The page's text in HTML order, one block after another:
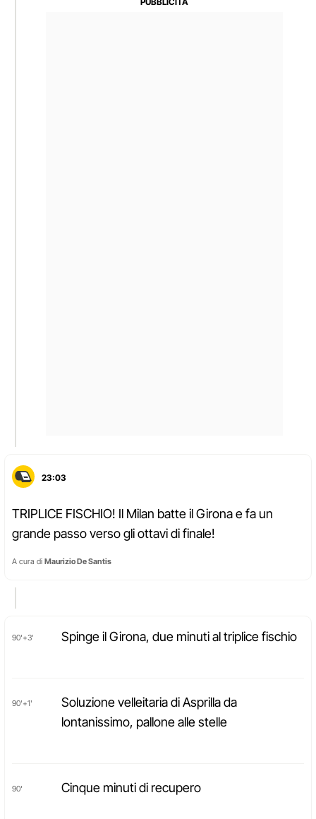
23:03
TRIPLICE FISCHIO! Il Milan batte il Girona e fa un
grande passo verso gli ottavi di finale!
A cura di Maurizio De Santis
90'+3' Spinge il Girona, due minuti al triplice fischio
90'+1'
Soluzione velleitaria di Asprilla da
lontanissimo, pallone alle stelle
90' Cinque minuti di recupero